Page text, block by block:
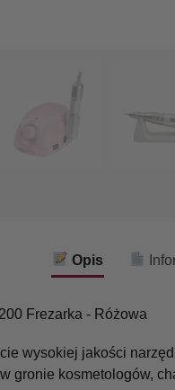
Opis
wysokiej jakości
gronie kosmetologów,